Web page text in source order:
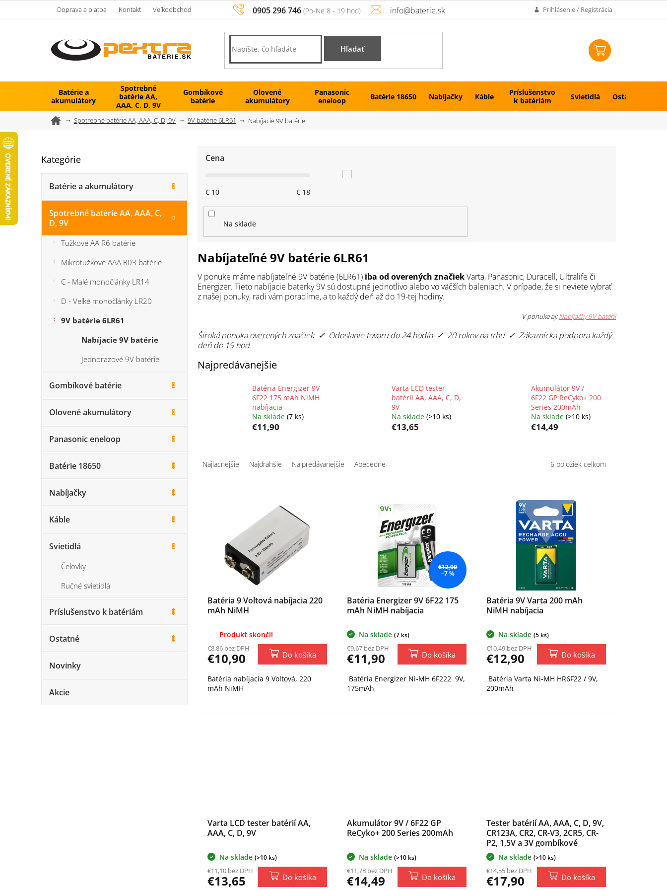
0905 296 746 info@baterie.sk
Doprava a platba Kontakt Veľkoobchod Prihlásenie / Registrácia
Hľadať
Batérie a
akumulátory
Spotrebné
batérie AA,
AAA, C, D, 9V
Gombíkové
batérie
Olovené
akumulátory
Panasonic
eneloop
Batérie 18650 Nabíjačky Káble
Príslušenstvo
k batériám
Svietidlá Ostatné
DomovSpotrebné batérie AA, AAA, C, D, 9V 9V batérie 6LR61 Nabíjacie 9V batérie
o
č
e
Preskočiť
Kategórie
Batérie a akumulátory
Spotrebné batérie AA, AAA, C,
D, 9V
Tužkové AA R6 batérie
Mikrotužkové AAA R03 batérie
C - Malé monočlánky LR14
D - Veľké monočlánky LR20
9V batérie 6LR61
Nabíjacie 9V batérie
Jednorazové 9V batérie
Gombíkové batérie
Olovené akumulátory
Panasonic eneloop
Batérie 18650
Nabíjačky
Káble
Svietidlá
Čelovky
Ručné svietidlá
Príslušenstvo k batériám
Ostatné
Novinky
Akcie
Nabíjateľné 9V batérie 6LR61
V ponuke máme nabíjateľné 9V batérie (6LR61) iba od overených značiekVarta, Panasonic, Duracell, Ultralife či
Energizer. Tieto nabíjacie baterky 9V sú dostupné jednotlivo alebo vo väčších baleniach. V prípade, že si neviete vybrať
z našej ponuky, radi vám poradíme, a to každý deň až do 19-tej hodiny.
V ponuke aj:Nabíjačky 9V batérií
Široká ponuka overených značiek ✓ Odoslanie tovaru do 24 hodín ✓ 20 rokov na trhu ✓ Zákaznícka podpora každý
deň do 19 hod.
Najpredávanejšie
Batéria Energizer 9V
6F22 175 mAh NiMH
nabíjacia
Na sklade (7 ks)
€11,90
Varta LCD tester
batérií AA, AAA, C, D,
9V
Na sklade (>10 ks)
€13,65
Akumulátor 9V /
6F22 GP ReCyko+ 200
Series 200mAh
Na sklade (>10 ks)
€14,49
Najlacnejšie Najdrahšie Najpredávanejšie Abecedne 6 položiek celkom
Batéria 9 Voltová nabíjacia 220
mAh NiMH
Produkt skončil
€8,86 bez DPH
€10,90 Do košíka
Batéria nabíjacia 9 Voltová, 220
mAh NiMH
€12,90
–7 %
Batéria Energizer 9V 6F22 175
mAh NiMH nabíjacia
Na sklade (7 ks)
€9,67 bez DPH
€11,90 Do košíka
Batéria Energizer Ni-MH 6F222 9V,
175mAh
Batéria 9V Varta 200 mAh
NiMH nabíjacia
Na sklade (5 ks)
€10,49 bez DPH
€12,90 Do košíka
Batéria Varta Ni-MH HR6F22 / 9V,
200mAh
Varta LCD tester batérií AA,
AAA, C, D, 9V
Na sklade (>10 ks)
€11,10 bez DPH
€13,65 Do košíka
Akumulátor 9V / 6F22 GP
ReCyko+ 200 Series 200mAh
Na sklade (>10 ks)
€11,78 bez DPH
€14,49 Do košíka
Tester batérií AA, AAA, C, D, 9V,
CR123A, CR2, CR-V3, 2CR5, CR-
P2, 1,5V a 3V gombíkové
batérieNa sklade (>10 ks)
€14,55 bez DPH
€17,90 Do košíka
Cena
€ 10 € 18
Na sklade